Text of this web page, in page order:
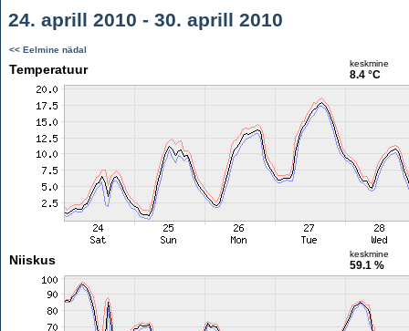
24. aprill 2010 - 30. aprill 2010
<< Eelmine nädal
Temperatuur keskmine
8.4 °C
Niiskus keskmine
59.1 %